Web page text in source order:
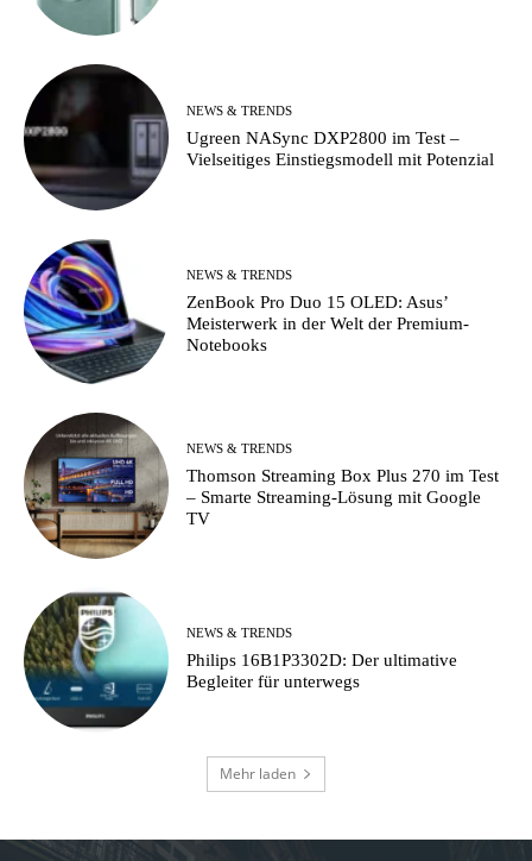
NEWS & TRENDS
Ugreen NASync DXP2800 im Test –
Vielseitiges Einstiegsmodell mit Potenzial
NEWS & TRENDS
ZenBook Pro Duo 15 OLED: Asus’
Meisterwerk in der Welt der Premium-
Notebooks
NEWS & TRENDS
Thomson Streaming Box Plus 270 im Test
– Smarte Streaming-Lösung mit Google
TV
NEWS & TRENDS
Philips 16B1P3302D: Der ultimative
Begleiter für unterwegs
Mehr laden